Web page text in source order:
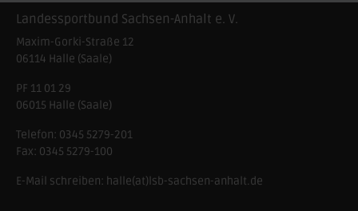
Landessportbund Sachsen-Anhalt e. V.
Maxim-Gorki-Straße 12
06114 Halle (Saale)
PF 11 01 29
06015 Halle (Saale)
Telefon: 0345 5279-201
Fax: 0345 5279-100
E-Mail schreiben: halle(at)lsb-sachsen-anhalt.de